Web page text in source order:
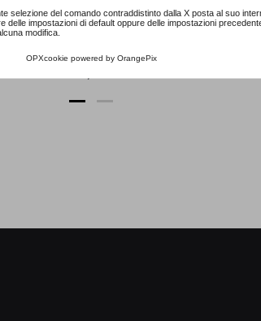
selezione del comando contraddistinto dalla X posta al suo
delle impostazioni di default oppure delle impostazioni
modifica.
OPXcookie powered by OrangePix
Referenza 11358PAC
Scatola e Garanzia
Articolo Pe34